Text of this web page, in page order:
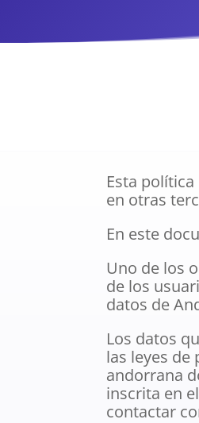
Esta
en otras
En este
Uno de los
de los
datos de
Los datos
las leyes de
andorrana
inscrita en
contactar